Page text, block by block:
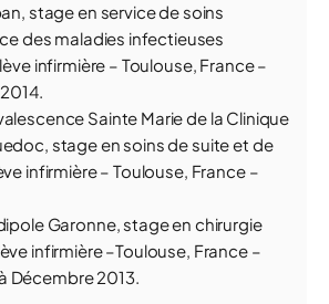
stage en service de soins
des maladies infectieuses
infirmière – Toulouse, France –
Sainte Marie de la Clinique
stage en soins de suite et de
infirmière – Toulouse, France –
Garonne, stage en chirurgie
infirmière –Toulouse, France –
Décembre 2013.